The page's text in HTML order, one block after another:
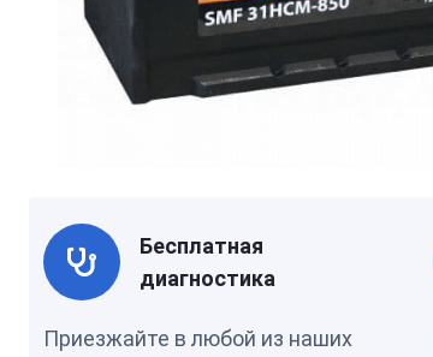
Бесплатная
диагностика
Приезжайте в любой из наших